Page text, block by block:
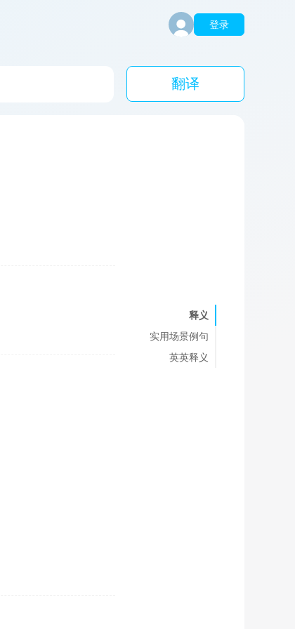
登录
翻译
释义
实用场景例句
英英释义